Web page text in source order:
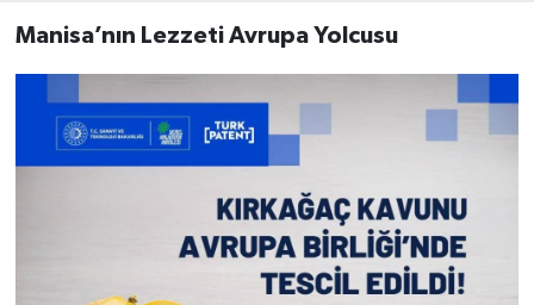
Manisa’nın Lezzeti Avrupa Yolcusu